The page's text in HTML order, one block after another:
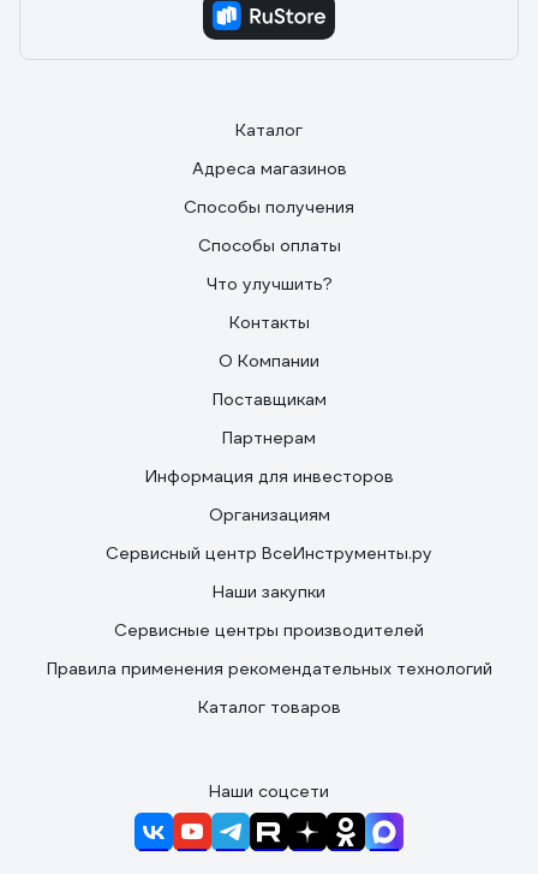
Каталог
Адреса магазинов
Способы получения
Способы оплаты
Что улучшить?
Контакты
О Компании
Поставщикам
Партнерам
Информация для инвесторов
Организациям
Сервисный центр ВсеИнструменты.ру
Наши закупки
Сервисные центры производителей
Правила применения рекомендательных технологий
Каталог товаров
Наши соцсети